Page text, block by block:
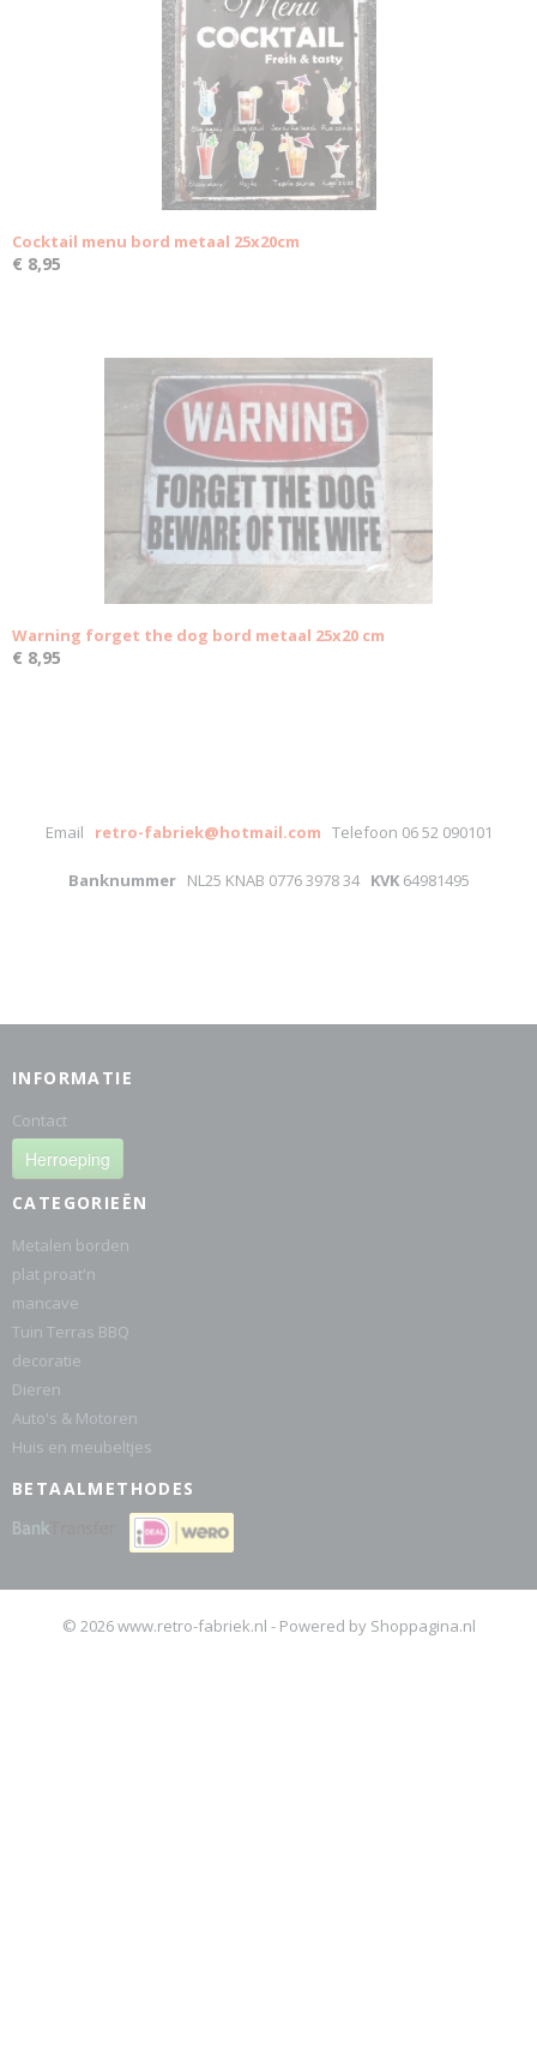
Cocktail menu bord metaal 25x20cm
€ 8,95
Warning forget the dog bord metaal 25x20 cm
€ 8,95
Email retro-fabriek@hotmail.com Telefoon 06 52 090101
Banknummer NL25 KNAB 0776 3978 34 KVK64981495
INFORMATIE
Contact
Herroeping
CATEGORIEËN
Metalen borden
plat proat'n
mancave
Tuin Terras BBQ
decoratie
Dieren
Auto's & Motoren
Huis en meubeltjes
BETAALMETHODES
© 2026 www.retro-fabriek.nl - Powered by Shoppagina.nl